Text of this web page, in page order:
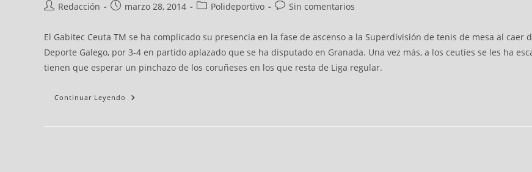
Redacción marzo 28, 2014 Polideportivo Sin comentarios
El Gabitec Ceuta TM se ha complicado su presencia en la fase de ascenso a la Superdivisión de tenis de mesa al
Deporte Galego, por 3-4 en partido aplazado que se ha disputado en Granada. Una vez más, a los ceutíes se les ha
tienen que esperar un pinchazo de los coruñeses en los que resta de Liga regular.
Continuar Leyendo